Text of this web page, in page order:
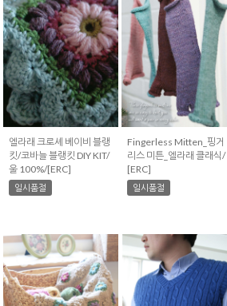
엘라래 크로셰 베이비 블랭
킷/코바늘 블랭킷 DIY KIT/
울 100%/[ERC]
일시품절
Fingerless Mitten_핑거
리스 미튼_엘라래 클래식/
[ERC]
일시품절